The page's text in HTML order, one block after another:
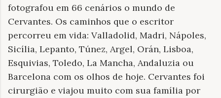
fotografou em 66 cenários o mundo de
Cervantes. Os caminhos que o escritor
percorreu em vida: Valladolid, Madri, Nápoles,
Sicília, Lepanto, Túnez, Argel, Orán, Lisboa,
Esquivias, Toledo, La Mancha, Andaluzia ou
Barcelona com os olhos de hoje. Cervantes foi
cirurgião e viajou muito com sua família por